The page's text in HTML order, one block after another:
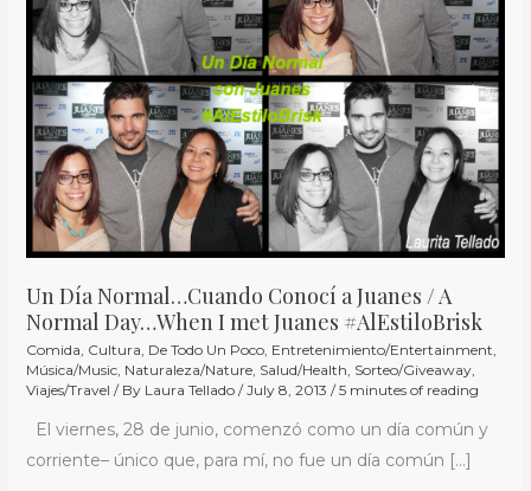
Un Día Normal…Cuando Conocí a Juanes / A
Normal Day…When I met Juanes #AlEstiloBrisk
Comida Cultura De Todo Un Poco, Entretenimiento/Entertainment
Música/Music, Naturaleza/Nature, Salud/Health Sorteo/Giveaway,
Viajes/Travel / By Laura Tellado /July 8, 2013 /5 minutes of reading
El viernes, 28 de junio, comenzó como un día común y
corriente– único que, para mí, no fue un día común […]
Cuando
Conocí
a
Juanes
A
Normal
Day…
When
met
Juanes
#AlEstiloBrisk